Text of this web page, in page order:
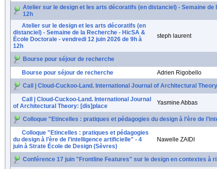
Atelier sur le design et les arts décoratifs (en distanciel) - Semaine
12h
Atelier sur le design et les arts décoratifs (en
distanciel) - Semaine de la Recherche - HicSA &
École Doctorale - vendredi 12 juin 2026 de 9h à
12h
steph laurent
Bourse pour séjour de recherche
Bourse pour séjour de recherche
Adrien Rigobello
Call | Cloud-Cuckoo-Land. International Journal of Architectural
Call | Cloud-Cuckoo-Land. International Journal
of Architectural Theory: [dis]place
Yasmine Abbas
Colloque "Etincelles : pratiques et pédagogies du design à l’ère de
Colloque "Etincelles : pratiques et pédagogies
du design à l’ère de l’intelligence artificielle" - 4
juin à Strate École de Design (Sèvres)
Nawelle ZAIDI
Conférence 17 juin "Frontline Features" sur le design en contextes à